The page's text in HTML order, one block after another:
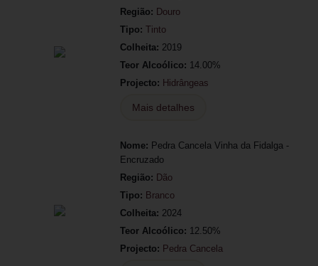
Região: Douro
Tipo: Tinto
Colheita: 2019
Teor Alcoólico: 14.00%
Projecto: Hidrângeas
Mais detalhes
Nome: Pedra Cancela Vinha da Fidalga -
Encruzado
Região: Dão
Tipo: Branco
Colheita: 2024
Teor Alcoólico: 12.50%
Projecto: Pedra Cancela